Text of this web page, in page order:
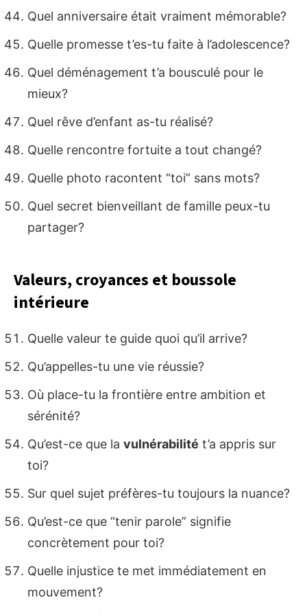
Quel anniversaire était vraiment mémorable?
Quelle promesse t’es-tu faite à l’adolescence?
Quel déménagement t’a bousculé pour le
mieux?
Quel rêve d’enfant as-tu réalisé?
Quelle rencontre fortuite a tout changé?
Quelle photo racontent “toi” sans mots?
Quel secret bienveillant de famille peux-tu
partager?
Valeurs, croyances et boussole
intérieure
Quelle valeur te guide quoi qu’il arrive?
Qu’appelles-tu une vie réussie?
Où place-tu la frontière entre ambition et
sérénité?
Qu’est-ce que la vulnérabilité t’a appris sur
toi?
Sur quel sujet préfères-tu toujours la nuance?
Qu’est-ce que “tenir parole” signifie
concrètement pour toi?
Quelle injustice te met immédiatement en
mouvement?